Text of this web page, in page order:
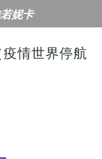
妮卡
情世界停航